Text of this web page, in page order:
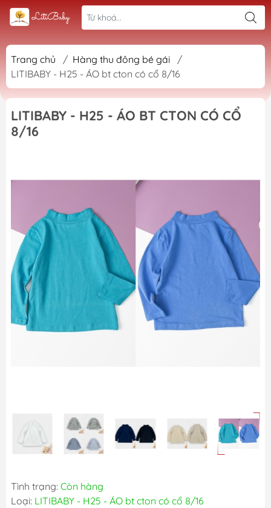
Trang chủ / Hàng thu đông bé gái
/
LITIBABY - H25 - ÁO bt cton có cổ 8/16
LITIBABY - H25 - ÁO BT CTON CÓ CỔ
8/16
Tình trạng: Còn hàng
Loại: LITIBABY - H25 - ÁO bt cton có cổ 8/16